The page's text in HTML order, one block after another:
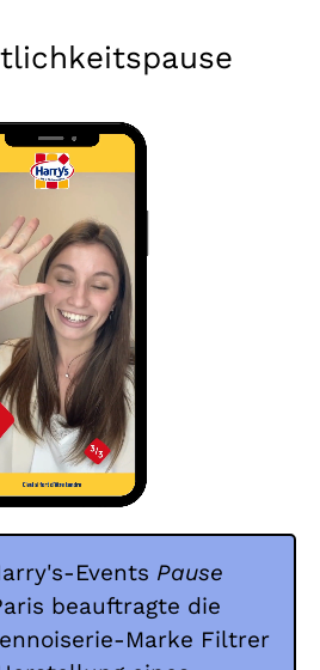
Events Pause
beauftragte die
Marke Filtrer